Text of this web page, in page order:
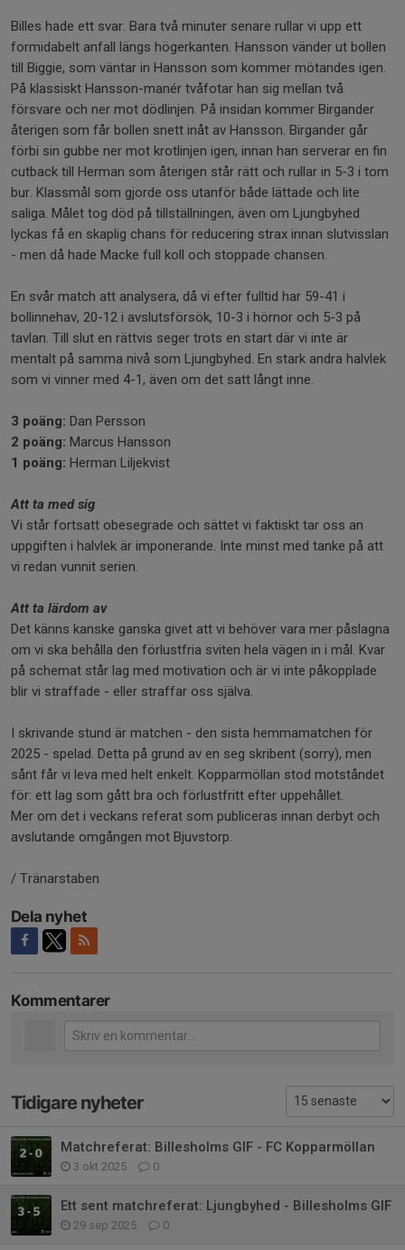
Billes hade ett svar. Bara två minuter senare rullar vi upp ett
formidabelt anfall längs högerkanten. Hansson vänder ut bollen
till Biggie, som väntar in Hansson som kommer mötandes igen.
På klassiskt Hansson-manér tvåfotar han sig mellan två
försvare och ner mot dödlinjen. På insidan kommer Birgander
återigen som får bollen snett inåt av Hansson. Birgander går
förbi sin gubbe ner mot krotlinjen igen, innan han serverar en fin
cutback till Herman som återigen står rätt och rullar in 5-3 i tom
bur. Klassmål som gjorde oss utanför både lättade och lite
saliga. Målet tog död på tillställningen, även om Ljungbyhed
lyckas få en skaplig chans för reducering strax innan slutvisslan
- men då hade Macke full koll och stoppade chansen.
En svår match att analysera, då vi efter fulltid har 59-41 i
bollinnehav, 20-12 i avslutsförsök, 10-3 i hörnor och 5-3 på
tavlan. Till slut en rättvis seger trots en start där vi inte är
mentalt på samma nivå som Ljungbyhed. En stark andra halvlek
som vi vinner med 4-1, även om det satt långt inne.
3 poäng: Dan Persson
2 poäng: Marcus Hansson
1 poäng: Herman Liljekvist
Att ta med sig
Vi står fortsatt obesegrade och sättet vi faktiskt tar oss an
uppgiften i halvlek är imponerande. Inte minst med tanke på att
vi redan vunnit serien.
Att ta lärdom av
Det känns kanske ganska givet att vi behöver vara mer påslagna
om vi ska behålla den förlustfria sviten hela vägen in i mål. Kvar
på schemat står lag med motivation och är vi inte påkopplade
blir vi straffade - eller straffar oss själva.
I skrivande stund är matchen - den sista hemmamatchen för
2025 - spelad. Detta på grund av en seg skribent (sorry), men
sånt får vi leva med helt enkelt. Kopparmöllan stod motståndet
för: ett lag som gått bra och förlustfritt efter uppehållet.
Mer om det i veckans referat som publiceras innan derbyt och
avslutande omgången mot Bjuvstorp.
/ Tränarstaben
Dela nyhet
Kommentarer
Tidigare nyheter
Matchreferat: Billesholms GIF - FC Kopparmöllan
3 okt 2025 0
Ett sent matchreferat: Ljungbyhed - Billesholms GIF
29 sep 2025 0